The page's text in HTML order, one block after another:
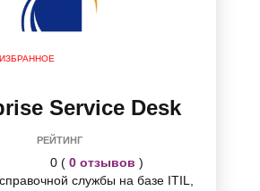
Service Desk
РЕЙТИНГ
0 ( 0 отзывов )
службы на базе ITIL,